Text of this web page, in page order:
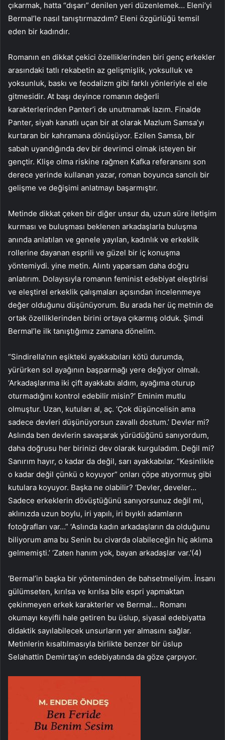
çıkarmak, hatta “dışarı” denilen yeri düzenlemek… Eleni’yi
Bermal’le nasıl tanıştırmazdım? Eleni özgürlüğü temsil
eden bir kadındır.
Romanın en dikkat çekici özelliklerinden biri genç erkekler
arasındaki tatlı rekabetin az gelişmişlik, yoksulluk ve
yoksunluk, baskı ve feodalizm gibi farklı yönleriyle el ele
gitmesidir. At başı deyince romanın değerli
karakterlerinden Panter’i de unutmamak lazım. Finalde
Panter, siyah kanatlı uçan bir at olarak Mazlum Samsa’yı
kurtaran bir kahramana dönüşüyor. Ezilen Samsa, bir
sabah uyandığında dev bir devrimci olmak isteyen bir
gençtir. Klişe olma riskine rağmen Kafka referansını son
derece yerinde kullanan yazar, roman boyunca sancılı bir
gelişme ve değişimi anlatmayı başarmıştır.
Metinde dikkat çeken bir diğer unsur da, uzun süre iletişim
kurması ve buluşması beklenen arkadaşlarla buluşma
anında anlatılan ve genele yayılan, kadınlık ve erkeklik
rollerine dayanan esprili ve güzel bir iç konuşma
yöntemiydi. yine metin. Alıntı yaparsam daha doğru
anlatırım. Dolayısıyla romanın feminist edebiyat eleştirisi
ve eleştirel erkeklik çalışmaları açısından incelenmeye
değer olduğunu düşünüyorum. Bu arada her üç metnin de
ortak özelliklerinden birini ortaya çıkarmış olduk. Şimdi
Bermal’le ilk tanıştığımız zamana dönelim.
“Sindirella’nın eşikteki ayakkabıları kötü durumda,
yürürken sol ayağının başparmağı yere değiyor olmalı.
‘Arkadaşlarıma iki çift ayakkabı aldım, ayağıma oturup
oturmadığını kontrol edebilir misin?’ Eminim mutlu
olmuştur. Uzan, kutuları al, aç. ‘Çok düşüncelisin ama
sadece devleri düşünüyorsun zavallı dostum.’ Devler mi?
Aslında ben devlerin savaşarak yürüdüğünü sanıyordum,
daha doğrusu her birinizi dev olarak kurguladım. Değil mi?
Sanırım hayır, o kadar da değil, sarı ayakkabılar. “Kesinlikle
o kadar değil çünkü o koyuyor” onları çöpe atıyormuş gibi
kutulara koyuyor. Başka ne olabilir? ‘Devler, develer…
Sadece erkeklerin dövüştüğünü sanıyorsunuz değil mi,
aklınızda uzun boylu, iri yapılı, iri bıyıklı adamların
fotoğrafları var…” ‘Aslında kadın arkadaşların da olduğunu
biliyorum ama bu Senin bu civarda olabileceğin hiç aklıma
gelmemişti.’ ‘Zaten hanım yok, bayan arkadaşlar var.'(4)
‘Bermal’in başka bir yönteminden de bahsetmeliyim. İnsanı
gülümseten, kırılsa ve kırılsa bile espri yapmaktan
çekinmeyen erkek karakterler ve Bermal… Romanı
okumayı keyifli hale getiren bu üslup, siyasal edebiyatta
didaktik sayılabilecek unsurların yer almasını sağlar.
Metinlerin kısaltılmasıyla birlikte benzer bir üslup
Selahattin Demirtaş’ın edebiyatında da göze çarpıyor.